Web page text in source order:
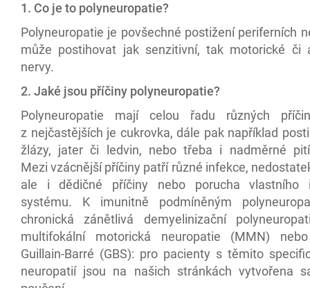
1. Co je to polyneuropatie?
Polyneuropatie je povšechné postižení periferních
může postihovat jak senzitivní, tak motorické či
nervy.
2. Jaké jsou příčiny polyneuropatie?
Polyneuropatie mají celou řadu různých
z nejčastějších je cukrovka, dále pak například
žlázy, jater či ledvin, nebo třeba i nadměrné
Mezi vzácnější příčiny patří různé infekce,
ale i dědičné příčiny nebo porucha vlastního
systému. K imunitně podmíněným
chronická zánětlivá demyelinizační
multifokální motorická neuropatie (MMN)
Guillain-Barré (GBS): pro pacienty s těmito
neuropatií jsou na našich stránkách vytvořena